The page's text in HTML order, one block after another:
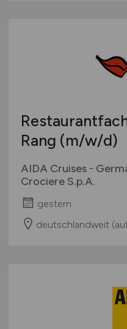
Rang (m/w/d)
AIDA Cruises -
Crociere S.p.A.
gestern
deutschlandweit